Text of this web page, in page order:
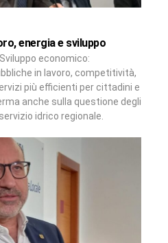
energia e sviluppo
economico:
in lavoro, competitività,
più efficienti per cittadini e
anche sulla questione degli
idrico regionale.